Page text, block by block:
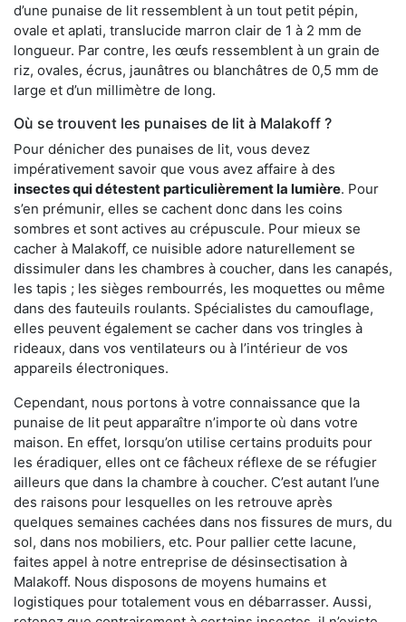
d’une punaise de lit ressemblent à un tout petit pépin,
ovale et aplati, translucide marron clair de 1 à 2 mm de
longueur. Par contre, les œufs ressemblent à un grain de
riz, ovales, écrus, jaunâtres ou blanchâtres de 0,5 mm de
large et d’un millimètre de long.
Où se trouvent les punaises de lit à Malakoff ?
Pour dénicher des punaises de lit, vous devez
impérativement savoir que vous avez affaire à des
insectes qui détestent particulièrement la lumière. Pour
s’en prémunir, elles se cachent donc dans les coins
sombres et sont actives au crépuscule. Pour mieux se
cacher à Malakoff, ce nuisible adore naturellement se
dissimuler dans les chambres à coucher, dans les canapés,
les tapis ; les sièges rembourrés, les moquettes ou même
dans des fauteuils roulants. Spécialistes du camouflage,
elles peuvent également se cacher dans vos tringles à
rideaux, dans vos ventilateurs ou à l’intérieur de vos
appareils électroniques.
Cependant, nous portons à votre connaissance que la
punaise de lit peut apparaître n’importe où dans votre
maison. En effet, lorsqu’on utilise certains produits pour
les éradiquer, elles ont ce fâcheux réflexe de se réfugier
ailleurs que dans la chambre à coucher. C’est autant l’une
des raisons pour lesquelles on les retrouve après
quelques semaines cachées dans nos fissures de murs, du
sol, dans nos mobiliers, etc. Pour pallier cette lacune,
faites appel à notre entreprise de désinsectisation à
Malakoff. Nous disposons de moyens humains et
logistiques pour totalement vous en débarrasser. Aussi,